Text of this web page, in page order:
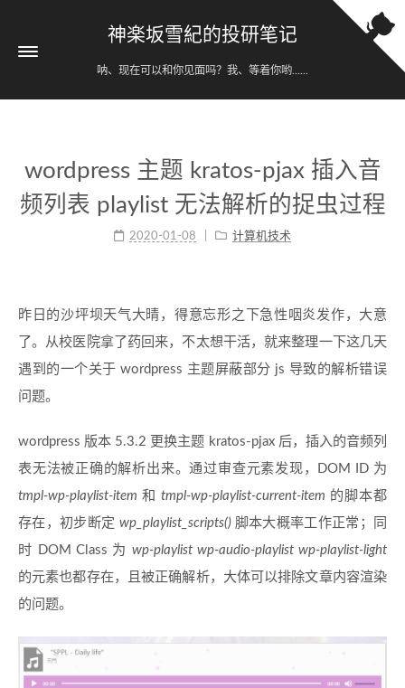
神楽坂雪紀的投研笔记
呐、现在可以和你见面吗？我、等着你哟......
wordpress 主题 kratos-pjax 插入音
频列表 playlist 无法解析的捉虫过程
2020-01-08 计算机技术
昨日的沙坪坝天气大晴，得意忘形之下急性咽炎发作，大意
了。从校医院拿了药回来，不太想干活，就来整理一下这几天
遇到的一个关于 wordpress 主题屏蔽部分 js 导致的解析错误
问题。
wordpress 版本 5.3.2 更换主题 kratos-pjax 后，插入的音频列
表无法被正确的解析出来。通过审查元素发现，DOM ID 为
tmpl-wp-playlist-item 和 tmpl-wp-playlist-current-item 的脚本都
存在，初步断定 wp_playlist_scripts()脚本大概率工作正常；同
时 DOM Class 为 wp-playlist wp-audio-playlist wp-playlist-light
的元素也都存在，且被正确解析，大体可以排除文章内容渲染
的问题。